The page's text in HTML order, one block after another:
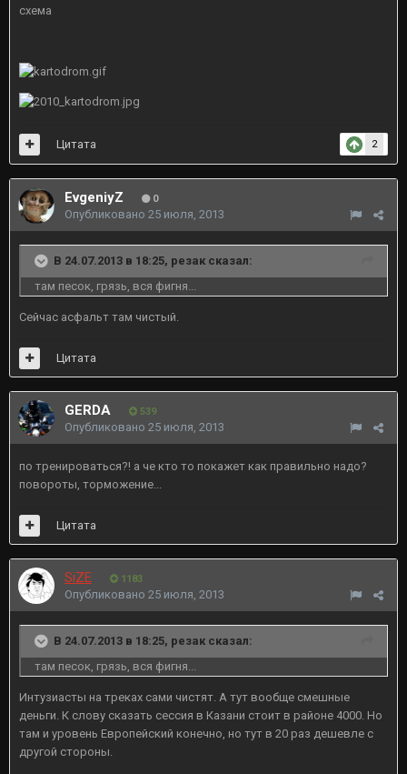
схема
2
Цитата
EvgeniyZ 0
Опубликовано 25 июля, 2013
В 24.07.2013 в 18:25, резак сказал:
там песок, грязь, вся фигня...
Сейчас асфальт там чистый.
Цитата
GERDA 539
Опубликовано 25 июля, 2013
по тренироваться?! а че кто то покажет как правильно надо?
повороты, торможение...
Цитата
SiZE 1183
Опубликовано 25 июля, 2013
В 24.07.2013 в 18:25, резак сказал:
там песок, грязь, вся фигня...
Интузиасты на треках сами чистят. А тут вообще смешные
деньги. К слову сказать сессия в Казани стоит в районе 4000. Но
там и уровень Европейский конечно, но тут в 20 раз дешевле с
другой стороны.